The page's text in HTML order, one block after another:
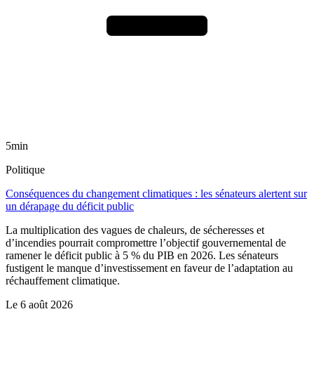
5min
Politique
Conséquences du changement climatiques : les sénateurs alertent sur
un dérapage du déficit public
La multiplication des vagues de chaleurs, de sécheresses et
d’incendies pourrait compromettre l’objectif gouvernemental de
ramener le déficit public à 5 % du PIB en 2026. Les sénateurs
fustigent le manque d’investissement en faveur de l’adaptation au
réchauffement climatique.
Le 6 août 2026